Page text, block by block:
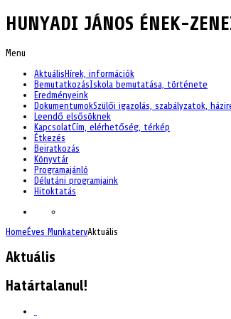
HUNYADI JÁNOS ÉNEK-
Menu
Aktuális Hírek, információk
BemutatkozásIskola bemutatása, története
Eredményeink
DokumentumokSzülői igazolás, szabályzatok,
Leendő elsősöknek
KapcsolatCím, elérhetőség, térkép
Étkezés
Beiratkozás
Könyvtár
Programajánló
Délutáni programjaink
Hitoktatás
Home Éves MunkatervAktuális
Aktuális
Határtalanul!